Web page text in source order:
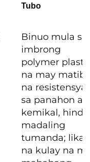
Tubo
Binuo mula sa
imbrong
polymer
na may
na resistensya
sa panahon at
kemikal, hindi
madaling
tumanda; likas
na kulay na